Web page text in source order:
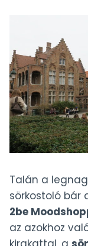
Talán a
sörkostoló bár
2be
az azokhoz